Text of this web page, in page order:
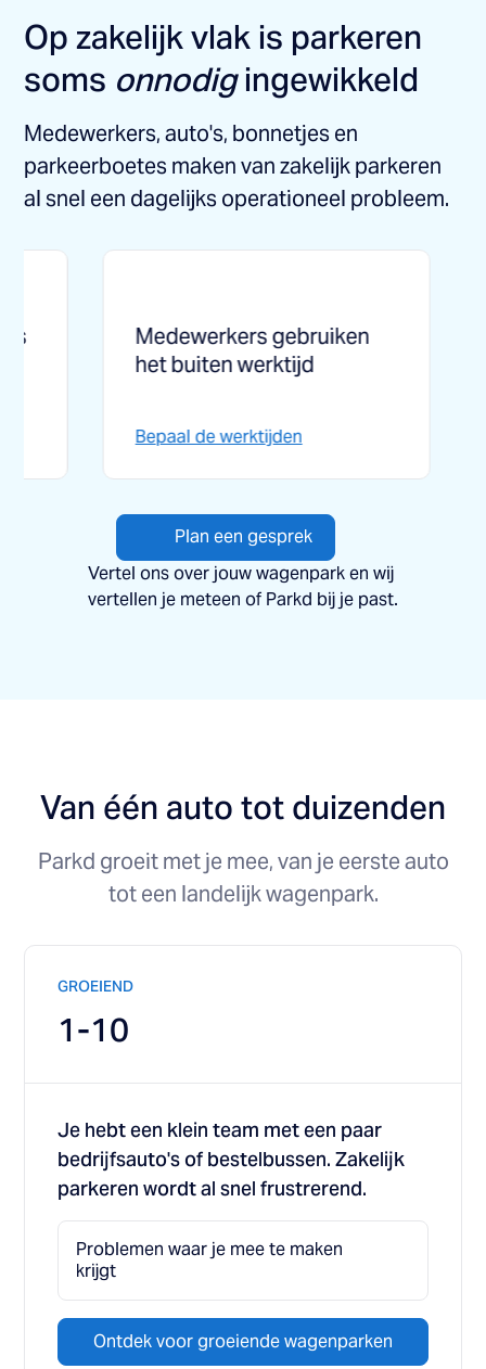
Op zakelijk vlak is parkeren
soms onnodigingewikkeld
Medewerkers, auto's, bonnetjes en
parkeerboetes maken van zakelijk parkeren
al snel een dagelijks operationeel probleem.
Medewerkers gebruiken
het buiten werktijd
Bepaal de werktijden
Plan een gesprek
Vertel ons over jouw wagenpark en wij
vertellen je meteen of Parkd bij je past.
Van één auto tot duizenden
Parkd groeit met je mee, van je eerste auto
tot een landelijk wagenpark.
GROEIEND
1-10
Je hebt een klein team met een paar
bedrijfsauto's of bestelbussen. Zakelijk
parkeren wordt al snel frustrerend.
Problemen waar je mee te maken
krijgt
Ontdek voor groeiende wagenparken